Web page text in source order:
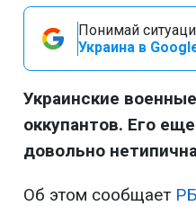
Понимай
Украина в
Украинские
оккупантов. Его
довольно
Об этом сообщает